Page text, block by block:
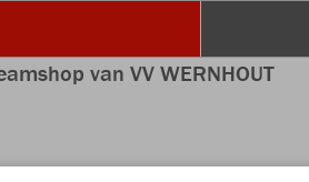
van VV WERNHOUT